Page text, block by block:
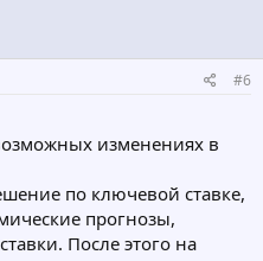
#6
изменениях в
по ключевой ставке,
прогнозы,
После этого на